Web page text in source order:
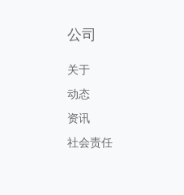
公司
关于
动态
资讯
社会责任